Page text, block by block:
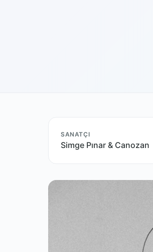
SANATÇI
Simge Pınar & Canozan